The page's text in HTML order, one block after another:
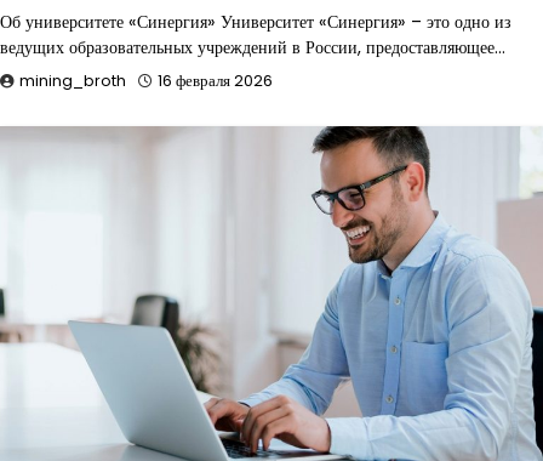
Об университете «Синергия» Университет «Синергия» – это одно из
ведущих образовательных учреждений в России, предоставляющее…
mining_broth 16 февраля 2026